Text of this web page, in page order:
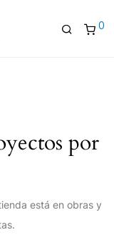
0
por
está en obras y